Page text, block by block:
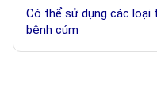
Có thể sử dụng các loại
bệnh cúm